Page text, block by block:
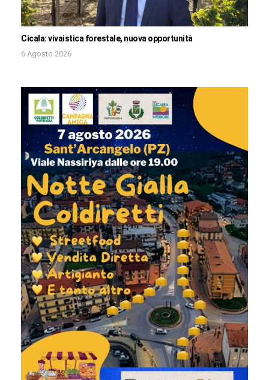
Cicala: vivaistica forestale, nuova opportunità
6 Agosto 2026